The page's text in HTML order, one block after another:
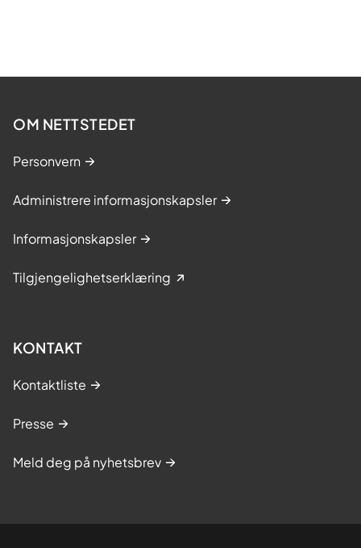
OM NETTSTEDET
Personvern
Administrere informasjonskapsler
Informasjonskapsler
Tilgjengelighetserklæring
KONTAKT
Kontaktliste
Presse
Meld deg på nyhetsbrev